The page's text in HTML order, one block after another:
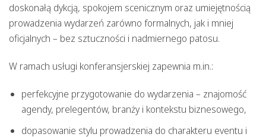
doskonałą dykcją, spokojem scenicznym oraz umiejętnością
prowadzenia wydarzeń zarówno formalnych, jak i mniej
oficjalnych – bez sztuczności i nadmiernego patosu.
W ramach usługi konferansjerskiej zapewnia m.in.:
perfekcyjne przygotowanie do wydarzenia – znajomość
agendy, prelegentów, branży i kontekstu biznesowego,
dopasowanie stylu prowadzenia do charakteru eventu i